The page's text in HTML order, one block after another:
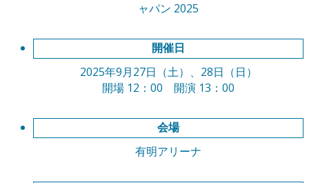
ャパン 2025
開催日
2025年9月27日（土）、28日（日）
開場 12：00 開演 13：00
会場
有明アリーナ